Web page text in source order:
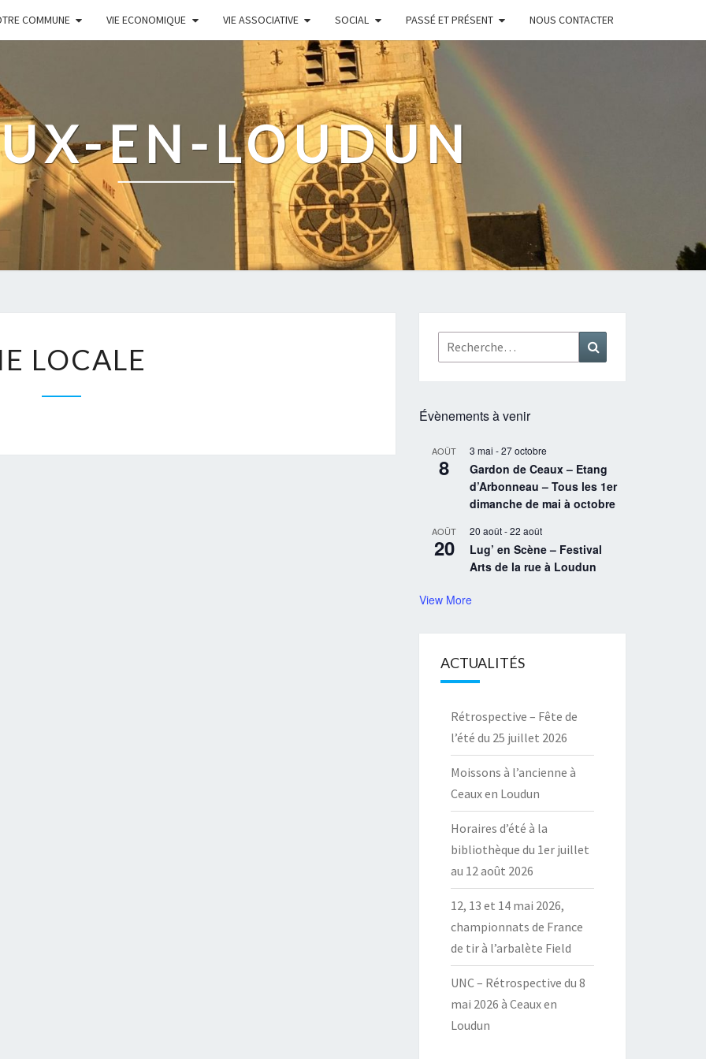
COMMUNE VIE ECONOMIQUE VIE ASSOCIATIVE SOCIAL PASSÉ ET PRÉSENT NOUS CONTACTER
EN-LOUDUN
LOCALE
LOCALE
Rechercher :
Évènements à venir
AOÛT
8
3 mai -27 octobre
Gardon de Ceaux – Etang
d’Arbonneau – Tous les 1er
dimanche de mai à octobre
AOÛT
20
20 août-22 août
Lug’ en Scène – Festival
Arts de la rue à Loudun
View More
ACTUALITÉS
Rétrospective – Fête de
l’été du 25 juillet 2026
Moissons à l’ancienne à
Ceaux en Loudun
Horaires d’été à la
bibliothèque du 1er juillet
au 12 août 2026
12, 13 et 14 mai 2026,
championnats de France
de tir à l’arbalète Field
UNC – Rétrospective du 8
mai 2026 à Ceaux en
Loudun